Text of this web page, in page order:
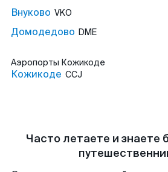
Внуково VKO
Домодедово DME
Аэропорты Кожикоде
Кожикоде CCJ
Часто летаете и знаете